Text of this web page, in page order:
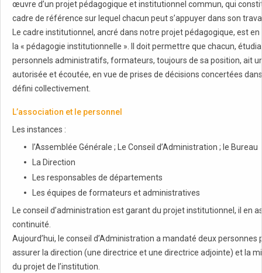
œuvre d’un projet pédagogique et institutionnel commun, qui
cadre de référence sur lequel chacun peut s’appuyer dans son
Le cadre institutionnel, ancré dans notre projet pédagogique, est
la « pédagogie institutionnelle ». Il doit permettre que chacun,
personnels administratifs, formateurs, toujours de sa position, ait
autorisée et écoutée, en vue de prises de décisions concertées
défini collectivement.
L’association et le personnel
Les instances :
l’Assemblée Générale ; Le Conseil d’Administration ; le Bureau
La Direction
Les responsables de départements
Les équipes de formateurs et administratives
Le conseil d’administration est garant du projet institutionnel, il en
continuité.
Aujourd’hui, le conseil d’Administration a mandaté deux personnes
assurer la direction (une directrice et une directrice adjointe) et la
du projet de l’institution.